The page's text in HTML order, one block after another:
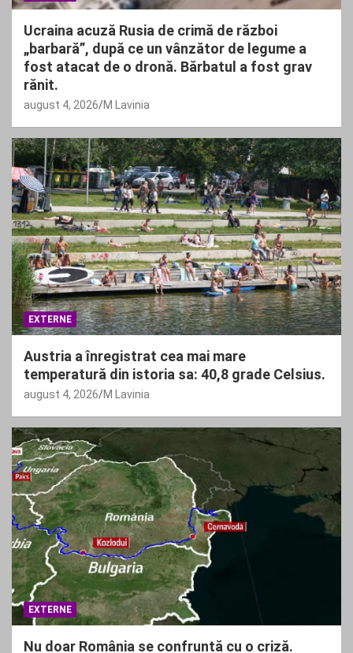
Ucraina acuză Rusia de crimă de război
„barbară”, după ce un vânzător de legume a
fost atacat de o dronă. Bărbatul a fost grav
rănit.
august 4, 2026 M Lavinia
EXTERNE
Austria a înregistrat cea mai mare
temperatură din istoria sa: 40,8 grade Celsius.
august 4, 2026 M Lavinia
EXTERNE
Nu doar România se confruntă cu o criză.